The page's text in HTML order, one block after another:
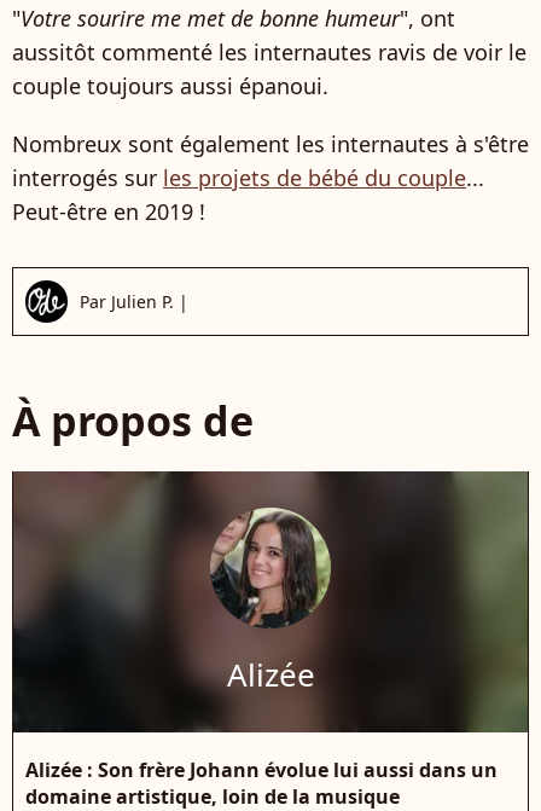
"Votre sourire me met de bonne humeur", ont
aussitôt commenté les internautes ravis de voir le
couple toujours aussi épanoui.
Nombreux sont également les internautes à s'être
interrogés sur les projets de bébé du couple...
Peut-être en 2019 !
Par Julien P. |
À propos de
Alizée
Alizée : Son frère Johann évolue lui aussi dans un
domaine artistique, loin de la musique